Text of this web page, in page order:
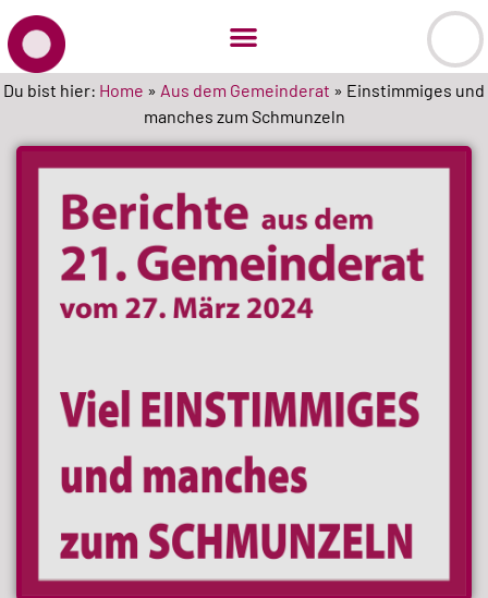
Du bist hier: Home » Aus dem Gemeinderat » Einstimmiges und
manches zum Schmunzeln